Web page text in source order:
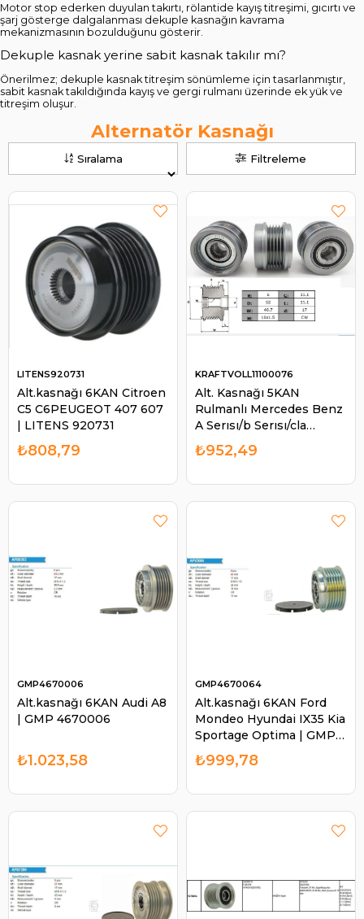
Motor stop ederken duyulan takırtı, rölantide kayış titreşimi, gıcırtı ve
şarj gösterge dalgalanması dekuple kasnağın kavrama
mekanizmasının bozulduğunu gösterir.
Dekuple kasnak yerine sabit kasnak takılır mı?
Önerilmez; dekuple kasnak titreşim sönümleme için tasarlanmıştır,
sabit kasnak takıldığında kayış ve gergi rulmanı üzerinde ek yük ve
titreşim oluşur.
Filtreleme
Sıralama
Alternatör Kasnağı
Alt.kasnağı 6KAN Citroen
C5 C6PEUGEOT 407 607
| LITENS 920731
LITENS920731
₺808,79
Alt. Kasnağı 5KAN
Rulmanlı Mercedes Benz
A Serısı/b Serısı/cla
Serısı/gla Serisi
535027210 920484 |
KRAFTVOLL11100076
₺952,49
Alt.kasnağı 6KAN Audi A8
| GMP 4670006
GMP4670006
₺1.023,58
Alt.kasnağı 6KAN Ford
Mondeo Hyundai IX35 Kia
Sportage Optima | GMP
4670064
GMP4670064
₺999,78